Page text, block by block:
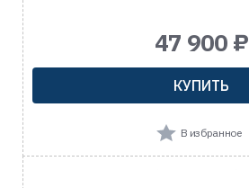
47 900 ₽
КУПИТЬ
В избранное